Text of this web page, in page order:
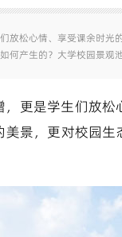
放松心情、享受课余时
何产生的？大学校园景
更是学生们放
景，更对校园